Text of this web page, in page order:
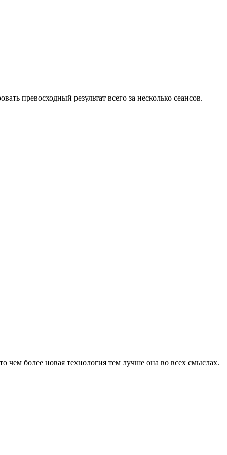
превосходный результат всего за несколько сеансов.
чем более новая технология тем лучше она во всех смыслах.